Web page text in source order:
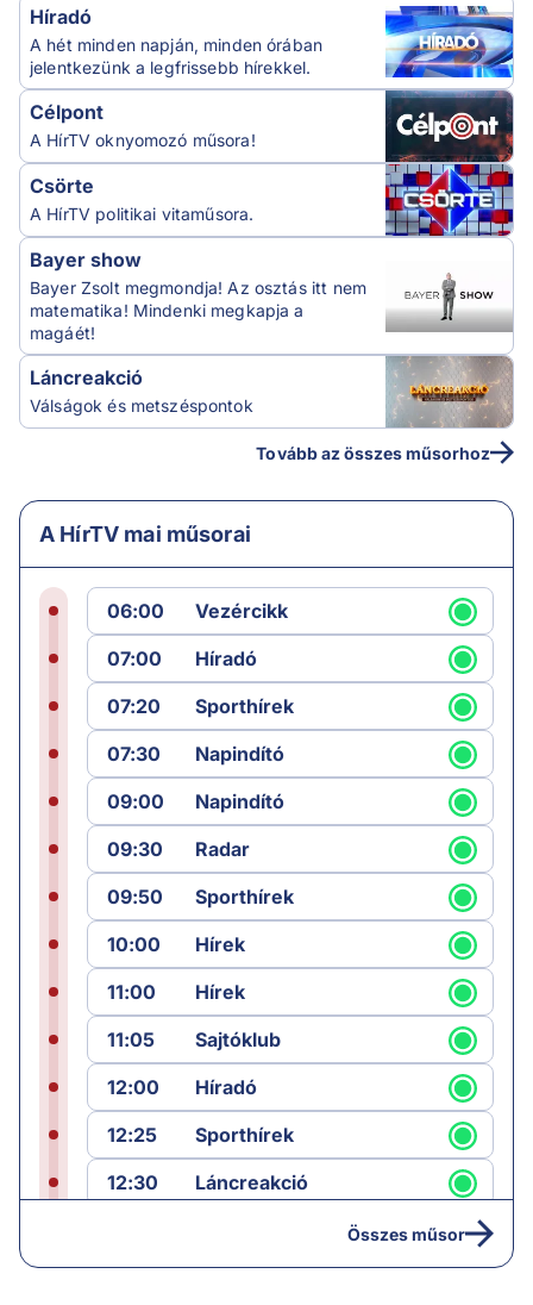
Híradó
A hét minden napján, minden órában
jelentkezünk a legfrissebb hírekkel.
Célpont
A HírTV oknyomozó műsora!
Csörte
A HírTV politikai vitaműsora.
Bayer show
Bayer Zsolt megmondja! Az osztás itt nem
matematika! Mindenki megkapja a
magáét!
Láncreakció
Válságok és metszéspontok
Tovább az összes műsorhoz
A HírTV mai műsorai
06:00
Vezércikk
07:00
Híradó
07:20
Sporthírek
07:30
Napindító
09:00
Napindító
09:30
Radar
09:50
Sporthírek
10:00
Hírek
11:00
Hírek
11:05
Sajtóklub
12:00
Híradó
12:25
Sporthírek
12:30
Láncreakció
Összes műsor